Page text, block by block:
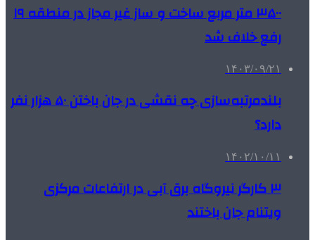
۳۵۰۰ متر مربع ساخت و ساز غیر مجاز در منطقه ۱۹
رفع خلاف شد
۱۴۰۳/۰۹/۲۱
بلندمرتبه‌سازی چه نقشی در جان‌ باختن ۵۰ هزار نفر
دارد؟
۱۴۰۲/۱۰/۱۱
۳ کارگر نیروگاه برق آبی در ارتفاعات مرکزی
ویتنام جان باختند